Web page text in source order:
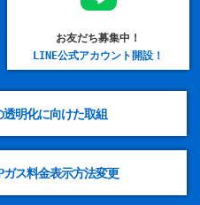
お友だち募集中！
LINE公式アカウント開設！
明化に向けた取組
ス料金表示方法変更